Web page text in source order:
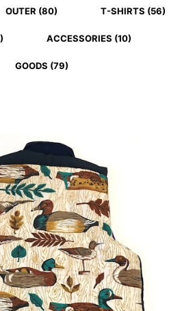
OUTER (80) T-SHIRTS (56)
ACCESSORIES (10)
GOODS (79)